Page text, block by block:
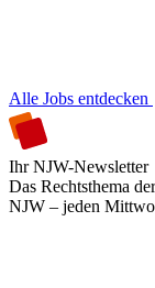
Alle Jobs entdecken
Ihr NJW-Newsletter
Das Rechtsthema
NJW – jeden